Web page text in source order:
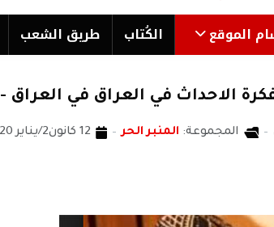
الموقع الكُتاب طریق الشعب
الاحداث في العراق في العراق -3
المجموعة: المنبر الحر 12 كانون2/يناير 2020